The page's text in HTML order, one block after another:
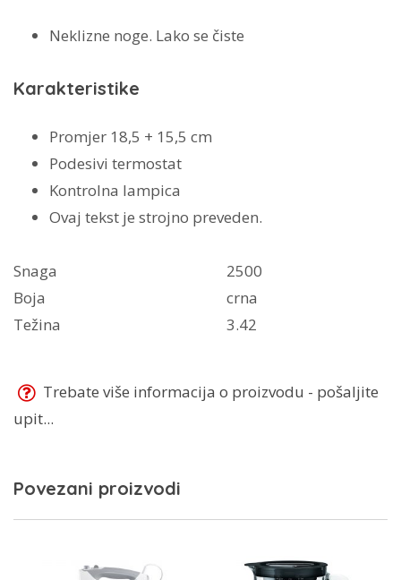
Neklizne noge. Lako se čiste
Karakteristike
Promjer 18,5 + 15,5 cm
Podesivi termostat
Kontrolna lampica
Ovaj tekst je strojno preveden.
Snaga
2500
Boja
crna
Težina
3.42
Trebate više informacija o proizvodu - pošaljite
upit...
Povezani proizvodi